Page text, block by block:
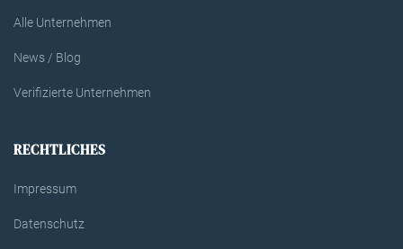
Alle Unternehmen
News / Blog
Verifizierte Unternehmen
RECHTLICHES
Impressum
Datenschutz